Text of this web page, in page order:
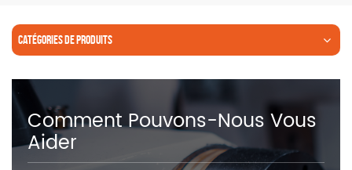
CATÉGORIES DE PRODUITS
Comment Pouvons-Nous Vous
Aider